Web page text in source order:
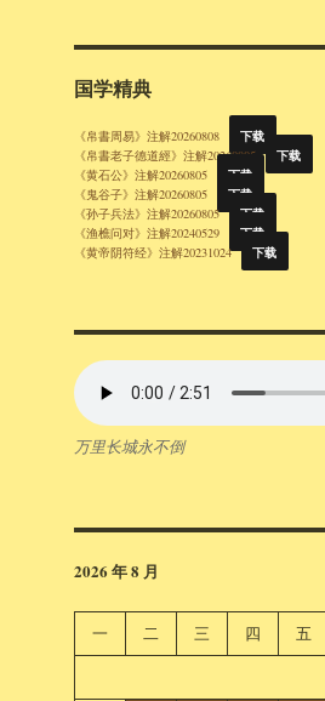
国学精典
《帛書周易》注解20260808 下载
《帛書老子德道經》注解20260805 下载
《黄石公》注解20260805 下载
《鬼谷子》注解20260805 下载
《孙子兵法》注解20260805 下载
《渔樵问对》注解20240529 下载
《黄帝阴符经》注解20231024 下载
万里长城永不倒
2026 年 8 月
一 二 三 四 五